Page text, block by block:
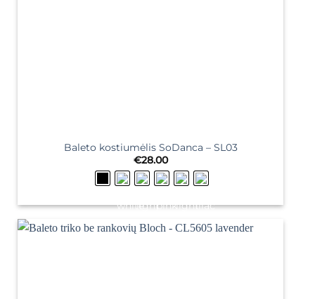
Baleto kostiumėlis SoDanca – SL03
€28.00